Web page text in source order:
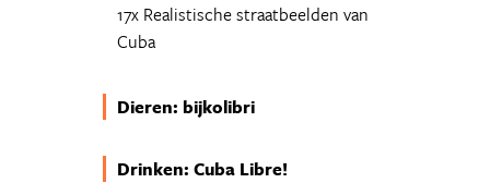
17x Realistische straatbeelden van
Cuba
Dieren: bijkolibri
Drinken: Cuba Libre!